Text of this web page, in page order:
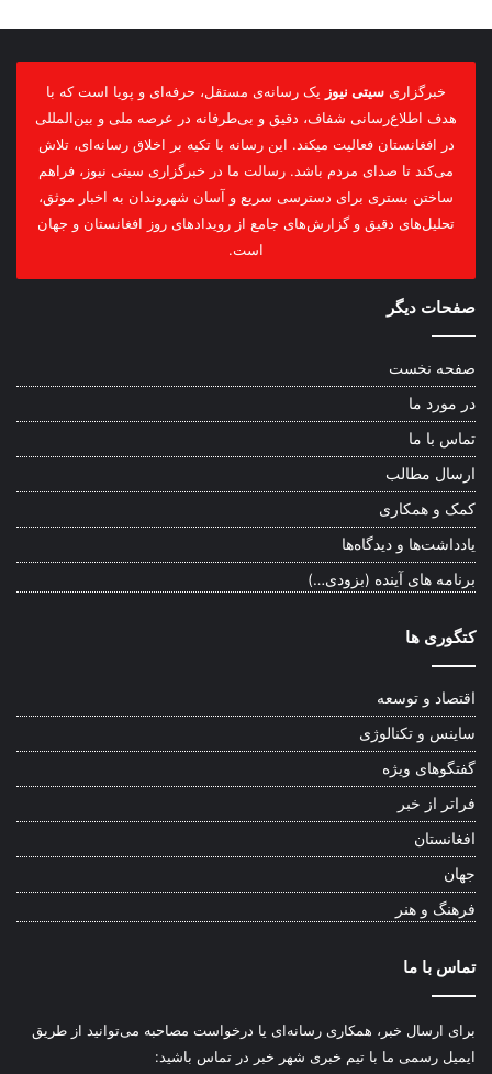
خبرگزاری سیتی نیوز یک رسانه‌ی مستقل، حرفه‌ای و پویا است که با
هدف اطلاع‌رسانی شفاف، دقیق و بی‌طرفانه در عرصه ملی و بین‌المللی
در افغانستان فعالیت میکند. این رسانه با تکیه بر اخلاق رسانه‌ای، تلاش
می‌کند تا صدای مردم باشد. رسالت ما در خبرگزاری سیتی نیوز، فراهم
ساختن بستری برای دسترسی سریع و آسان شهروندان به اخبار موثق،
تحلیل‌های دقیق و گزارش‌های جامع از رویدادهای روز افغانستان و جهان
است.
صفحات دیگر
صفحه نخست
در مورد ما
تماس با ما
ارسال مطالب
کمک و همکاری
یادداشت‌ها و دیدگاه‌ها
برنامه های آینده (بزودی…)
کتگوری ها
اقتصاد و توسعه
ساینس و تکنالوژی
گفتگوهای ویژه
فراتر از خبر
افغانستان
جهان
فرهنگ و هنر
تماس با ما
برای ارسال خبر، همکاری رسانه‌ای یا درخواست مصاحبه می‌توانید از طریق
ایمیل رسمی ما با تیم خبری شهر خبر در تماس باشید: